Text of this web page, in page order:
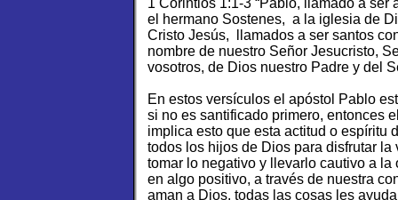
1 Corintios 1:1-3 “Pablo, llamado a
el hermano Sostenes, a la iglesia de
Cristo Jesús, llamados a ser santos
nombre de nuestro Señor Jesucristo,
vosotros, de Dios nuestro Padre y del
En estos versículos el apóstol Pablo
si no es santificado primero, entonces
implica esto que esta actitud o espíritu
todos los hijos de Dios para disfrutar
tomar lo negativo y llevarlo cautivo a
en algo positivo, a través de nuestra
aman a Dios, todas las cosas les